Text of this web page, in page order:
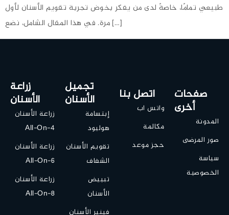
طبيعي تمامًا، خاصةً لدى من يفكر بخوض تجربة تقويم الأسنان لأول
مرة. في هذا المقال الشامل، نضع […]
زراعة
الأسنان
زراعة الأسنان
All-On-4
زراعة الأسنان
All-On-6
زراعة الأسنان
All-On-8
تجميل
الأسنان
إبتسامة
هوليود
تقويم الأسنان
الشفاف
تبييض
الأسنان
فينير الأسنان
اتصل بنا
واتس اب
مكالمة
حجز موعد
صفحات
أخرى
المدونة
صور المرضى
سياسة
الخصوصية